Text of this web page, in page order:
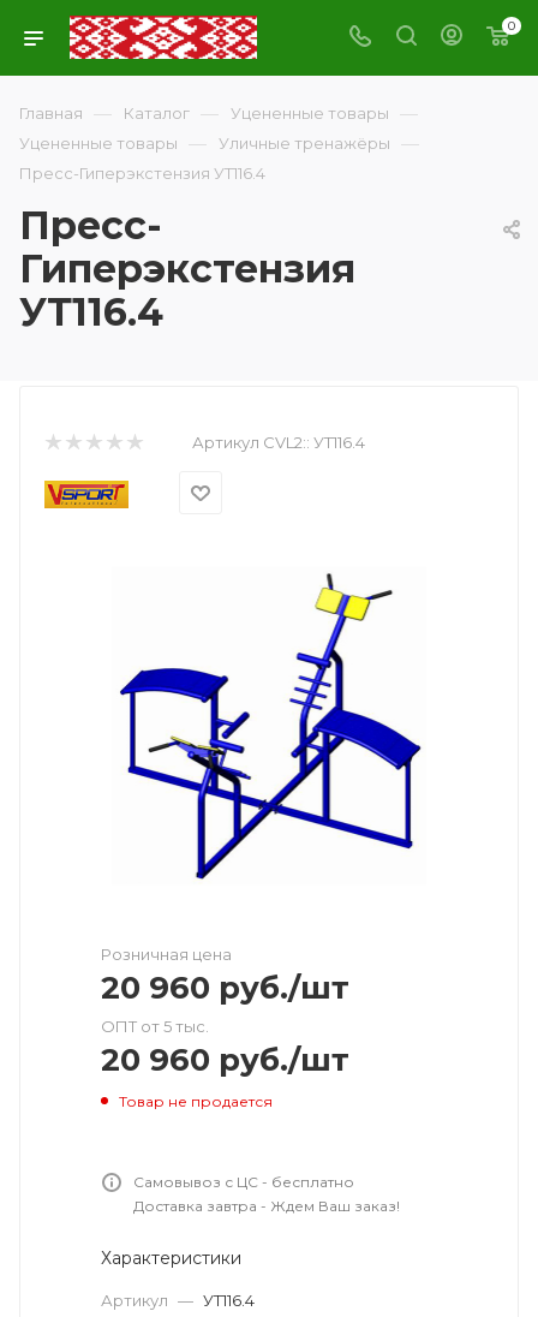
0
Главная — Каталог — Уцененные товары —
Уцененные товары — Уличные тренажёры —
Пресс-Гиперэкстензия УТ116.4
Пресс-
Гиперэкстензия
УТ116.4
Артикул CVL2:: УТ116.4
Розничная цена
20 960 руб./шт
ОПТ от 5 тыс.
20 960 руб./шт
Товар не продается
Самовывоз с ЦС - бесплатно
Доставка завтра - Ждем Ваш заказ!
Характеристики
Артикул — УТ116.4